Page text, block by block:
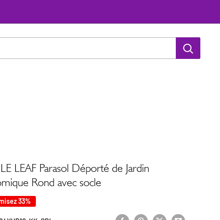
LEAF Parasol Déporté de Jardin
Rond avec socle
33%